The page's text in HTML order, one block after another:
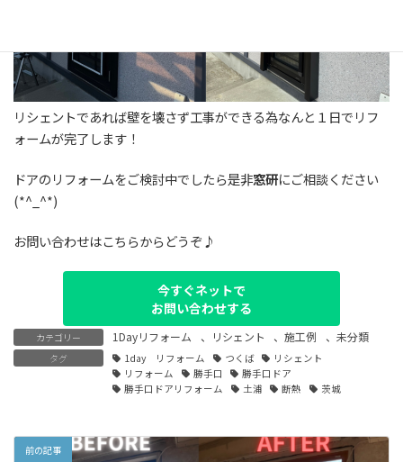
リシェントであれば壁を壊さず工事ができる為なんと１日でリフ
ォームが完了します！
ドアのリフォームをご検討中でしたら是非窓研にご相談ください
(*^_^*)
お問い合わせはこちらからどうぞ♪
今すぐネットで
お問い合わせする
カテゴリー 1Dayリフォーム 、 リシェント 、施工例 、 未分類
タグ 1day リフォーム つくば
リシェント
リフォーム
勝手口
勝手口ドア
勝手口ドアリフォーム
土浦 断熱 茨城
前の記事